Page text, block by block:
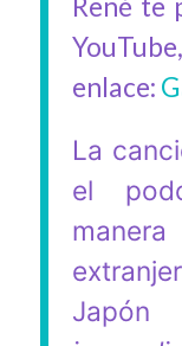
enlace:
La
el